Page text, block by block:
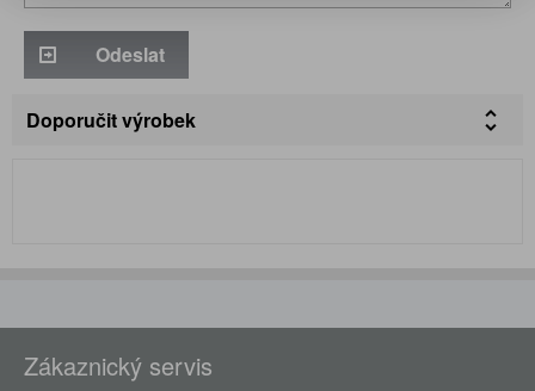
Odeslat
Doporučit výrobek
Zákaznický servis